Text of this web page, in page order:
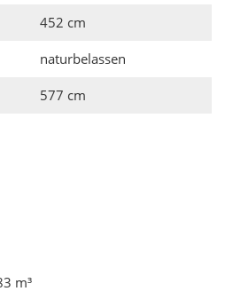
452 cm
naturbelassen
577 cm
m³